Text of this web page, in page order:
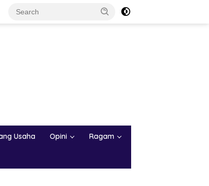
Usaha Opini Ragam